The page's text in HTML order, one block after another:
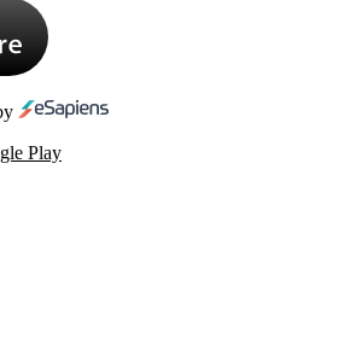
Play